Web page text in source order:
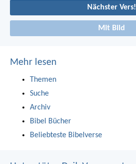
Nächster Vers!
Mit Bild
Mehr lesen
Themen
Suche
Archiv
Bibel Bücher
Beliebteste Bibelverse